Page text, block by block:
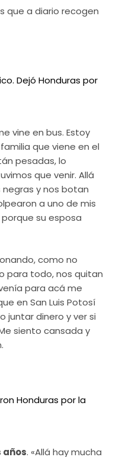
que a diario recogen
vine en bus. Estoy
que viene en el
pesadas, lo
que venir. Allá
negras y nos botan
a uno de mis
su esposa
como no
para todo, nos quitan
para acá me
en San Luis Potosí
juntar dinero y ver si
siento cansada y
años. «Allá hay mucha